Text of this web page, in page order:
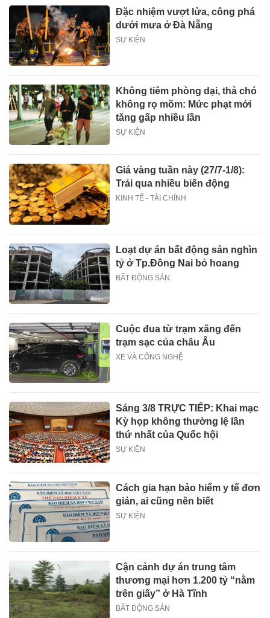
Đặc nhiệm vượt lửa, công phá
dưới mưa ở Đà Nẵng
SỰ KIỆN
Không tiêm phòng dại, thả chó
không rọ mõm: Mức phạt mới
tăng gấp nhiều lần
SỰ KIỆN
Giá vàng tuần này (27/7-1/8):
Trải qua nhiều biến động
KINH TẾ - TÀI CHÍNH
Loạt dự án bất động sản nghìn
tỷ ở Tp.Đồng Nai bỏ hoang
BẤT ĐỘNG SẢN
Cuộc đua từ trạm xăng đến
trạm sạc của châu Âu
XE VÀ CÔNG NGHỆ
Sáng 3/8 TRỰC TIẾP: Khai mạc
Kỳ họp không thường lệ lần
thứ nhất của Quốc hội
SỰ KIỆN
Cách gia hạn bảo hiểm y tế đơn
giản, ai cũng nên biết
SỰ KIỆN
Cận cảnh dự án trung tâm
thương mại hơn 1.200 tỷ “nằm
trên giấy” ở Hà Tĩnh
BẤT ĐỘNG SẢN